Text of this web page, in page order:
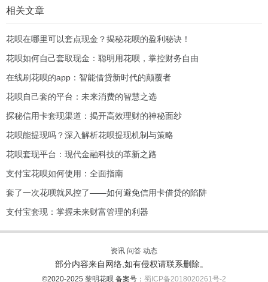
相关文章
花呗在哪里可以套点现金？揭秘花呗的盈利秘诀！
花呗如何自己套取现金：聪明用花呗，掌控财务自由
在线刷花呗的app：智能借贷新时代的颠覆者
花呗自己套的平台：未来消费的智慧之选
探秘信用卡套现渠道：揭开高效理财的神秘面纱
花呗能提现吗？深入解析花呗提现机制与策略
花呗套现平台：现代金融科技的革新之路
支付宝花呗如何使用：全面指南
套了一次花呗就风控了——如何避免信用卡借贷的陷阱
支付宝套现：掌握未来财富管理的利器
资讯 问答 动态
部分内容来自网络,如有侵权请联系删除。
©2020-2025 黎明花呗 备案号： 蜀ICP备2018020261号-2